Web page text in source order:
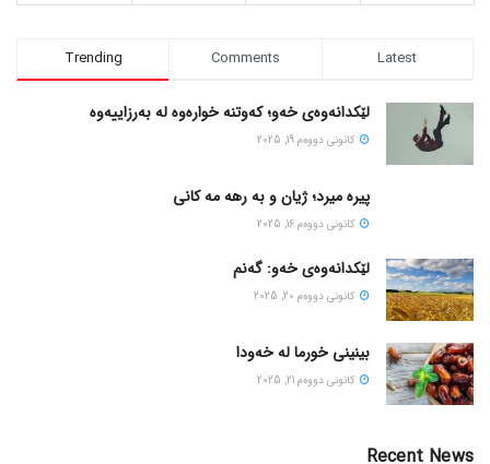
Trending Comments Latest
لێکدانەوەی خەو؛ کەوتنە خوارەوە لە بەرزاییەوە
كانونی دووه‌م 19, 2025
پیره میرد؛ ژیان و به رهه مه کانی
كانونی دووه‌م 16, 2025
لێکدانەوەی خەو: گەنم
كانونی دووه‌م 20, 2025
بینینی خورما لە خەودا
كانونی دووه‌م 21, 2025
Recent News